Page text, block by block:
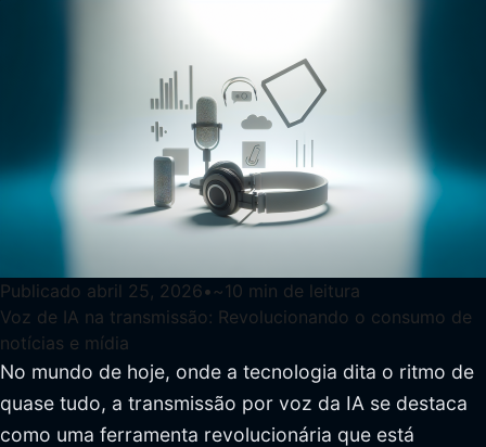
Publicado abril 25, 2026• ~10 min de leitura
Voz de IA na transmissão: Revolucionando o consumo de
notícias e mídia
No mundo de hoje, onde a tecnologia dita o ritmo de
quase tudo, a transmissão por voz da IA se destaca
como uma ferramenta revolucionária que está